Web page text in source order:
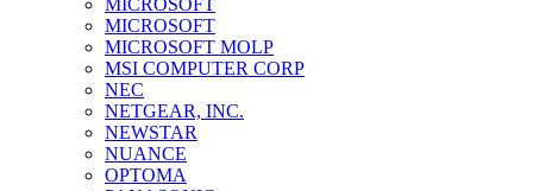
MICROSOFT
MICROSOFT MOLP
MSI COMPUTER CORP
NEC
NETGEAR, INC.
NEWSTAR
NUANCE
OPTOMA